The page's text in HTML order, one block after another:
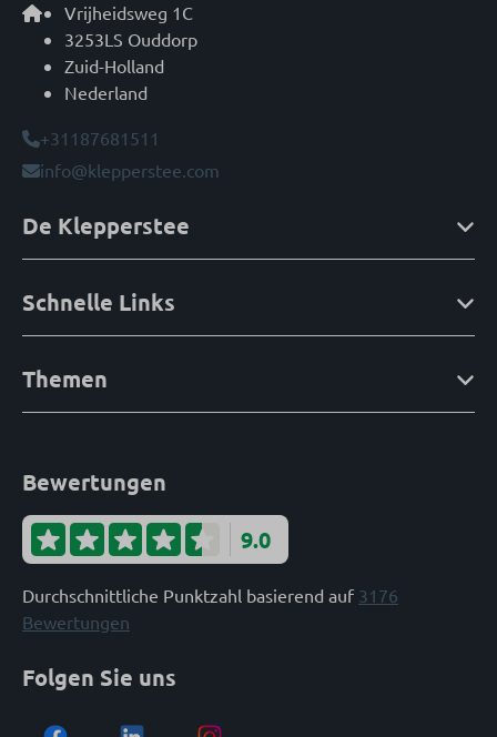
Vrijheidsweg 1C
3253LS Ouddorp
Zuid-Holland
Nederland
+31187681511
info@klepperstee.com
De Klepperstee
Schnelle Links
Themen
Bewertungen
9.0
Durchschnittliche Punktzahl basierend auf 3176
Bewertungen
Folgen Sie uns